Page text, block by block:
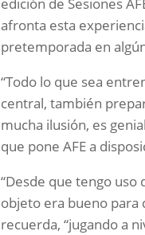
afronta esta
pretemporada en
“Todo lo que sea
central, también
mucha ilusión, es
que pone AFE a
“Desde que tengo
objeto era bueno para
recuerda, “jugando a